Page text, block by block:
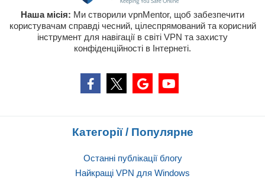
Наша місія: Ми створили vpnMentor, щоб забезпечити
користувачам справді чесний, цілеспрямований та корисний
інструмент для навігації в світі VPN та захисту
конфіденційності в Інтернеті.
Категорії / Популярне
Останні публікації блогу
Найкращі VPN для Windows